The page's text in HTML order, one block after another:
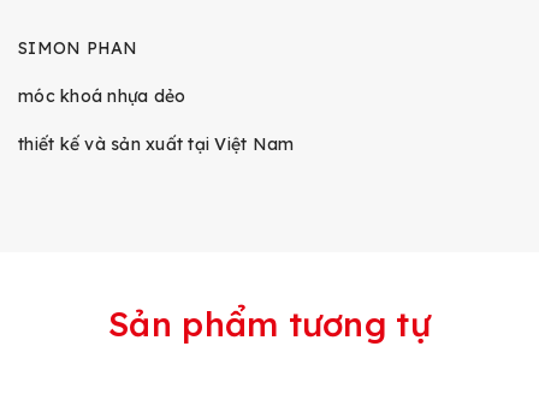
SIMON PHAN
móc khoá nhựa dẻo
thiết kế và sản xuất tại Việt Nam
Sản phẩm tương tự